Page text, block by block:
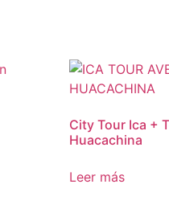
City Tour Ica +
Huacachina
Leer más